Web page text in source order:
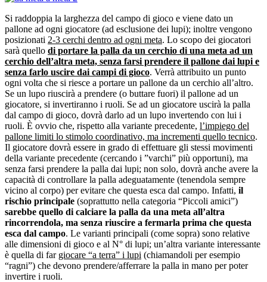
Si raddoppia la larghezza del campo di gioco e viene dato un
pallone ad ogni giocatore (ad esclusione dei lupi); inoltre vengono
posizionati 2-3 cerchi dentro ad ogni meta. Lo scopo dei giocatori
sarà quello di portare la palla da un cerchio di una meta ad un
cerchio dell’altra meta, senza farsi prendere il pallone dai lupi e
senza farlo uscire dai campi di gioco. Verrà attribuito un punto
ogni volta che si riesce a portare un pallone da un cerchio all’altro.
Se un lupo riuscirà a prendere (o buttare fuori) il pallone ad un
giocatore, si invertiranno i ruoli. Se ad un giocatore uscirà la palla
dal campo di gioco, dovrà darlo ad un lupo invertendo con lui i
ruoli. È ovvio che, rispetto alla variante precedente, l’impiego del
pallone limiti lo stimolo coordinativo, ma incrementi quello tecnico.
Il giocatore dovrà essere in grado di effettuare gli stessi movimenti
della variante precedente (cercando i ”varchi” più opportuni), ma
senza farsi prendere la palla dai lupi; non solo, dovrà anche avere la
capacità di controllare la palla adeguatamente (tenendola sempre
vicino al corpo) per evitare che questa esca dal campo. Infatti, il
rischio principale (soprattutto nella categoria “Piccoli amici”)
sarebbe quello di calciare la palla da una meta all’altra
rincorrendola, ma senza riuscire a fermarla prima che questa
esca dal campo. Le varianti principali (come sopra) sono relative
alle dimensioni di gioco e al N° di lupi; un’altra variante interessante
è quella di far giocare “a terra” i lupi (chiamandoli per esempio
“ragni”) che devono prendere/afferrare la palla in mano per poter
invertire i ruoli.